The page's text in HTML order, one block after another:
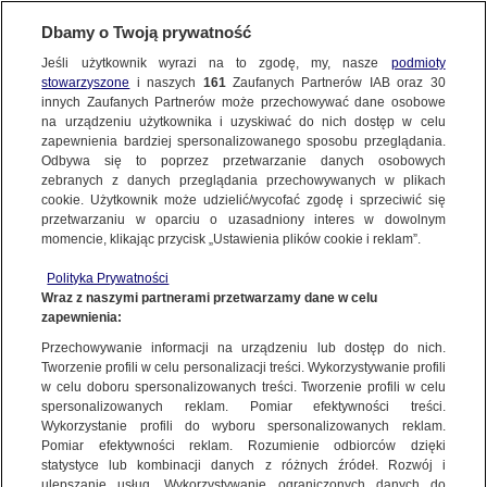
FAKTY | ZOBACZ FAKTY
Partie decydują o listach w wyborach do PE. Spory i zmiany w PiS, Lewica
stawia na byłych premierów
NAJNOWSZE
ZOBACZ FAKTY
FAKTY PO FAKTACH
FAKTY O ŚWIECIE
WIĘCEJ
KANAŁY
Dzień dobry!
Jedno konto do wszystkich usług
Dbamy o Twoją prywatność
Jeśli użytkownik wyrazi na to zgodę, my, nasze podmioty
stowarzyszone i naszych 161Zaufanych Partnerów IAB oraz 30
innych Zaufanych Partnerów może przechowywać dane osobowe
na urządzeniu użytkownika i uzyskiwać do nich dostęp w celu
zapewnienia bardziej spersonalizowanego sposobu przeglądania.
Odbywa się to poprzez przetwarzanie danych osobowych
zebranych z danych przeglądania przechowywanych w plikach
cookie. Użytkownik może udzielić/wycofać zgodę i sprzeciwić się
przetwarzaniu w oparciu o uzasadniony interes w dowolnym
momencie, klikając przycisk „Ustawienia plików cookie i reklam”.
Polityka Prywatności
Wraz z naszymi partnerami przetwarzamy dane w celu
zapewnienia:
Przechowywanie informacji na urządzeniu lub dostęp do nich.
Tworzenie profili w celu personalizacji treści. Wykorzystywanie profili
w celu doboru spersonalizowanych treści. Tworzenie profili w celu
spersonalizowanych reklam. Pomiar efektywności treści.
Wykorzystanie profili do wyboru spersonalizowanych reklam.
Pomiar efektywności reklam. Rozumienie odbiorców dzięki
statystyce lub kombinacji danych z różnych źródeł. Rozwój i